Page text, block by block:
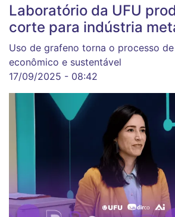
Laboratório da UFU
corte para indústria
Uso de grafeno torna o processo
econômico e sustentável
17/09/2025 - 08:42